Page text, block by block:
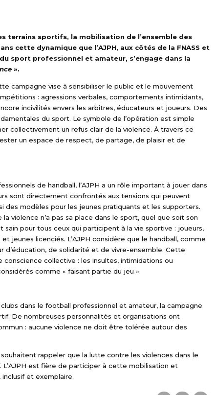
terrains sportifs, la mobilisation de l’ensemble des
cette dynamique que l’AJPH, aux côtés de la FNASS et
sport professionnel et amateur, s’engage dans la
».
campagne vise à sensibiliser le public et le mouvement
: agressions verbales, comportements intimidants,
incivilités envers les arbitres, éducateurs et joueurs. Des
du sport. Le symbole de l’opération est simple
collectivement un refus clair de la violence. À travers ce
un espace de respect, de partage, de plaisir et de
de handball, l’AJPH a un rôle important à jouer dans
sont directement confrontés aux tensions qui peuvent
modèles pour les jeunes pratiquants et les supporters.
violence n’a pas sa place dans le sport, quel que soit son
sain pour tous ceux qui participent à la vie sportive : joueurs,
et jeunes licenciés. L’AJPH considère que le handball, comme
d’éducation, de solidarité et de vivre-ensemble. Cette
collective : les insultes, intimidations ou
comme « faisant partie du jeu ».
dans le football professionnel et amateur, la campagne
De nombreuses personnalités et organisations ont
: aucune violence ne doit être tolérée autour des
rappeler que la lutte contre les violences dans le
est fière de participer à cette mobilisation et
et exemplaire.